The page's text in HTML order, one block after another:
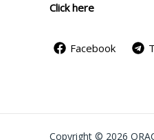
Click here
Facebook
Copyright © 2026